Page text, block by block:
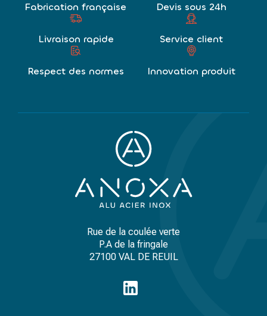
Fabrication française Devis sous 24h
Livraison rapide Service client
Respect des normes Innovation produit
Rue de la coulée verte
P.A de la fringale
27100 VAL DE REUIL